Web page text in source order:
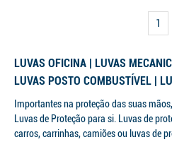
1
LUVAS OFICINA | LUVAS
LUVAS POSTO COMBUSTÍVEL |
Importantes na proteção das suas
Luvas de Proteção para si. Luvas de
carros, carrinhas, camiões ou luvas de